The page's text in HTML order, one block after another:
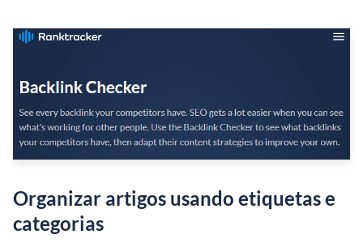
Organizar artigos usando etiquetas e
categorias